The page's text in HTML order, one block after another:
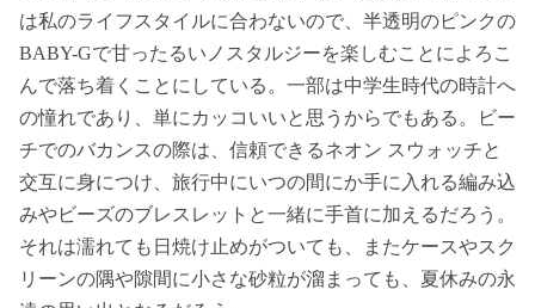
は私のライフスタイルに合わないので、半透明のピンクの
BABY-Gで甘ったるいノスタルジーを楽しむことによろこ
んで落ち着くことにしている。一部は中学生時代の時計へ
の憧れであり、単にカッコいいと思うからでもある。ビー
チでのバカンスの際は、信頼できるネオン スウォッチと
交互に身につけ、旅行中にいつの間にか手に入れる編み込
みやビーズのブレスレットと一緒に手首に加えるだろう。
それは濡れても日焼け止めがついても、またケースやスク
リーンの隅や隙間に小さな砂粒が溜まっても、夏休みの永